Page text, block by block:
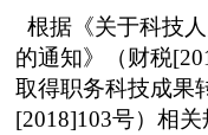
根据《关于科技
的通知》（财税
取得职务科技成果
[2018]103号）相